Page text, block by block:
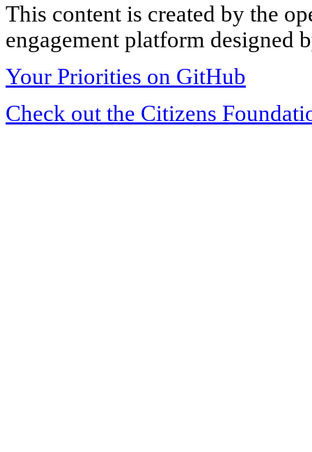
This content is created by the
engagement platform designed
Your Priorities on GitHub
Check out the Citizens